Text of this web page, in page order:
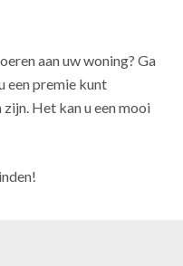
aan uw woning? Ga
een premie kunt
Het kan u een mooi